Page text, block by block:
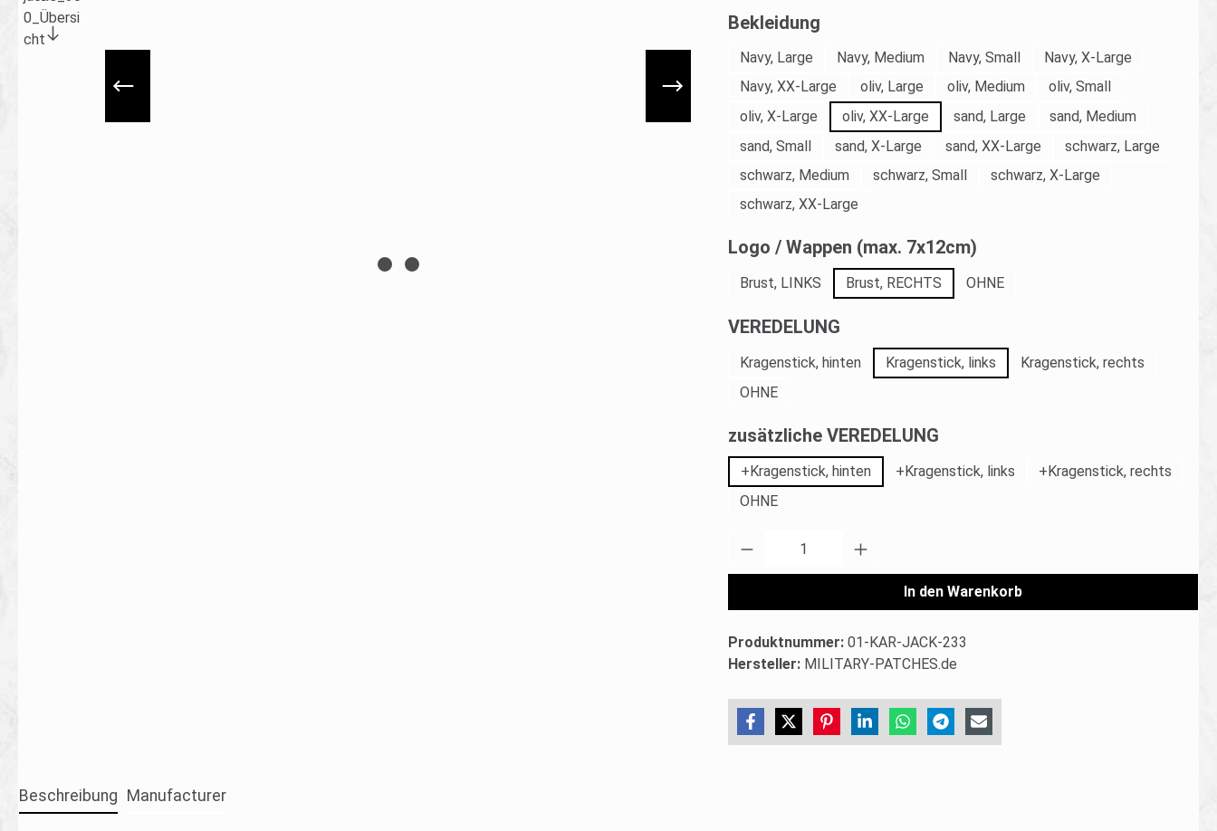
Bekleidungauswählen
Navy, Large Navy, Medium Navy, Small
Navy, X-Large
Navy, XX-Large
oliv, Large oliv, Medium
oliv, Small
oliv, X-Large
oliv, XX-Large sand, Large
sand, Medium
sand, Small
sand, X-Large sand, XX-Large
schwarz, Large
schwarz, Medium
schwarz, Small
schwarz, X-Large
schwarz, XX-Large
Logo / Wappen (max. 7x12cm)auswählen
Brust, LINKS Brust, RECHTS OHNE
VEREDELUNGauswählen
Kragenstick, hinten Kragenstick, links
Kragenstick, rechts
OHNE
zusätzliche VEREDELUNGauswählen
+Kragenstick, hinten +Kragenstick, links
+Kragenstick, rechts
OHNE
Produkt Anzahl: Gib den gewünschten Wert ein
In den Warenkorb
Produktnummer: 01-KAR-JACK-233
Hersteller: MILITARY-PATCHES.de
Beschreibung Manufacturer